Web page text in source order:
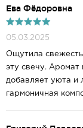
Ева Фёдоровна
05.03.2025
Ощутила
эту свечу. Аромат
добавляет уюта и
гармоничная